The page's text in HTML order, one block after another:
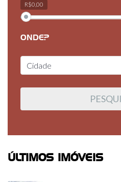
R$0,00
ONDE?
ÚLTIMOS IMÓVEIS